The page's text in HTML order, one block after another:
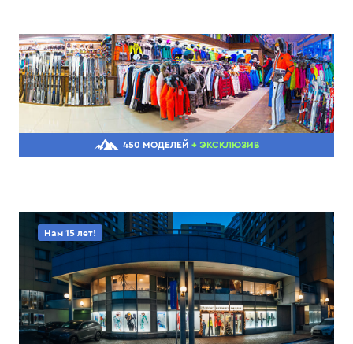
450 МОДЕЛЕЙ + ЭКСКЛЮЗИВ
Нам 15 лет!